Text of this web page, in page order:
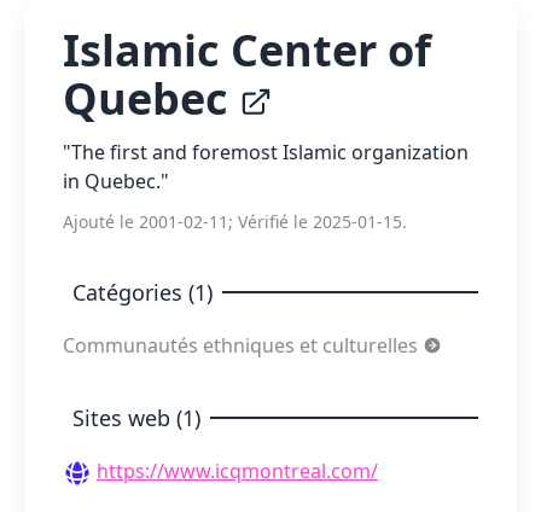
Islamic Center of
Quebec
"The first and foremost Islamic organization
in Quebec."
Ajouté le 2001-02-11; Vérifié le 2025-01-15.
Catégories (1)
Communautés ethniques et culturelles
Sites web (1)
https://www.icqmontreal.com/